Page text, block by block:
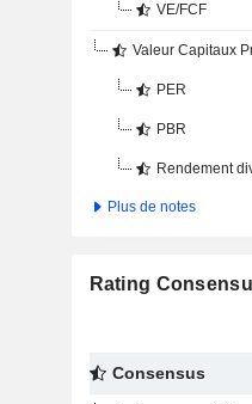
VE/FCF
Valeur Capitaux
PER
PBR
Rendement
Plus de notes
Rating
Consensus